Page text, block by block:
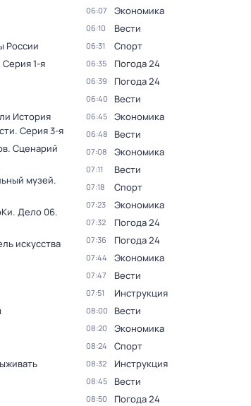
России
Серия 1-я
История
. Серия 3-я
Сценарий
музей.
Дело 06.
искусства
06:07 Экономика
06:10 Вести
06:31 Спорт
06:35 Погода 24
06:39 Погода 24
06:40 Вести
06:45 Экономика
06:48 Вести
07:08 Экономика
07:11 Вести
07:18 Спорт
07:23 Экономика
07:32 Погода 24
07:36 Погода 24
07:44 Экономика
07:47 Вести
07:51 Инструкция
08:00 Вести
08:20 Экономика
08:24 Спорт
08:32 Инструкция
08:45 Вести
08:50 Погода 24